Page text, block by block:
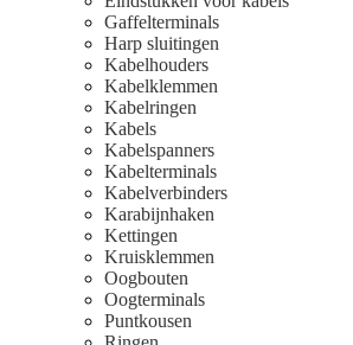
Gaffelterminals
Harp sluitingen
Kabelhouders
Kabelklemmen
Kabelringen
Kabels
Kabelspanners
Kabelterminals
Kabelverbinders
Karabijnhaken
Kettingen
Kruisklemmen
Oogbouten
Oogterminals
Puntkousen